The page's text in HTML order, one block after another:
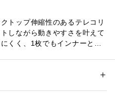
トップ伸縮性のあるテレコリ
しながら動きやすさを叶えて
くく、1枚でもインナーとし
きすぎず、上品な印象をキー